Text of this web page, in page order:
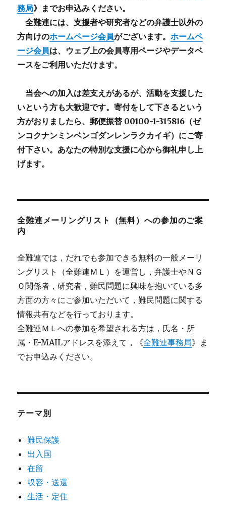
務局》までお申込みください。
全難連には、支援者や研究者などの弁護士以外の
方向けのホームページ会員がございます。ホームペ
ージ会員は、ウェブ上の会員専用ページやデータベ
ースをご利用いただけます。
当会への加入は差支えがあるが、活動を支援した
いという方も大歓迎です。寄付をして下さるという
方がおりましたら、郵便振替 00100-1-315816（ゼ
ンコクナンミンベンゴダンレンラクカイギ）にご寄
付下さい。あなたの特別な支援に心から御礼申し上
げます。
全難連メーリングリスト（無料）への参加のご案
内
全難連では，だれでも参加できる無料の一般メーリ
ングリスト（全難連ＭＬ）を運営し，弁護士やＮＧ
Ｏ関係者，研究者，難民問題に興味を抱いている多
方面の方々にご参加いただいて，難民問題に関する
情報共有などを行っております。
全難連ＭＬへの参加を希望される方は，氏名・所
属・E-MAILアドレスを添えて，《全難連事務局》ま
でお申込みください。
テーマ別
難民保護
出入国
在留
収容・送還
生活・定住